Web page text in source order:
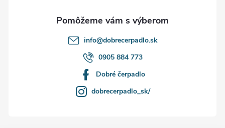
info@dobrecerpadlo.sk
0905 884 773
Dobré čerpadlo
dobrecerpadlo_sk/